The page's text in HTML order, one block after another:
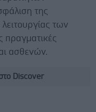
της
των
πραγματικές
ασθενών.
Discover